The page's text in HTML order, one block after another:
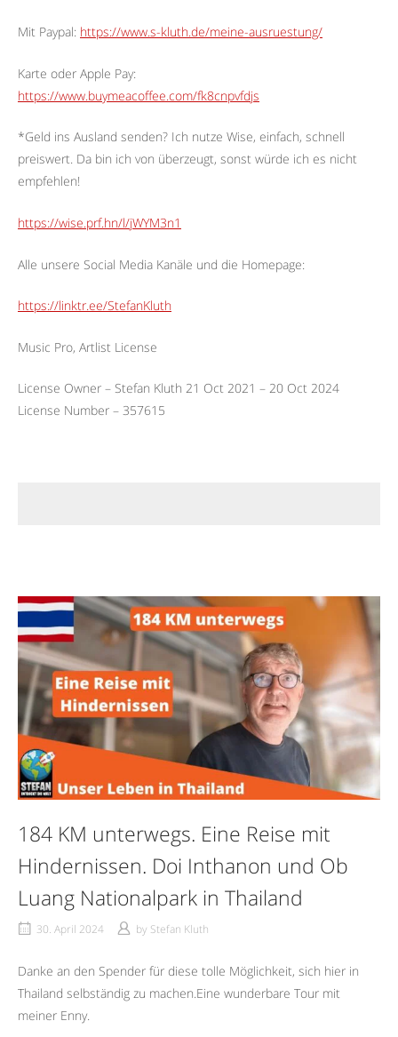
Mit Paypal: https://www.s-kluth.de/meine-ausruestung/
Karte oder Apple Pay:
https://www.buymeacoffee.com/fk8cnpvfdjs
*Geld ins Ausland senden? Ich nutze Wise, einfach, schnell
preiswert. Da bin ich von überzeugt, sonst würde ich es nicht
empfehlen!
https://wise.prf.hn/l/jWYM3n1
Alle unsere Social Media Kanäle und die Homepage:
https://linktr.ee/StefanKluth
Music Pro, Artlist License
License Owner – Stefan Kluth 21 Oct 2021 – 20 Oct 2024
License Number – 357615
184 KM unterwegs. Eine Reise mit
Hindernissen. Doi Inthanon und Ob
Luang Nationalpark in Thailand
30. April 2024 by Stefan Kluth
Danke an den Spender für diese tolle Möglichkeit, sich hier in
Thailand selbständig zu machen.Eine wunderbare Tour mit
meiner Enny.